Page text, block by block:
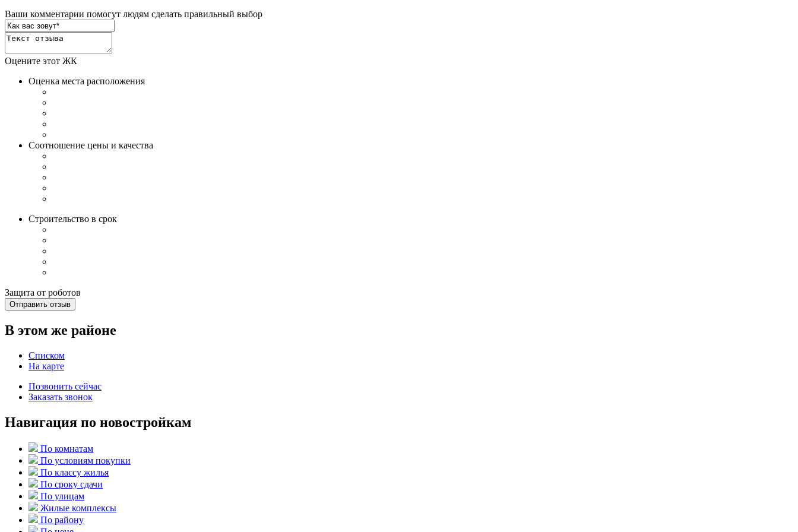
Ваши комментарии помогут людям сделать правильный выбор
Оцените этот ЖК
Оценка места расположения
Соотношение цены и качества
Строительство в срок
Защита от роботов
Отправить отзыв
В этом же районе
Списком
На карте
Позвонить сейчас
Заказать звонок
Навигация по новостройкам
По комнатам
По условиям покупки
По классу жилья
По сроку сдачи
По улицам
Жилые комплексы
По району